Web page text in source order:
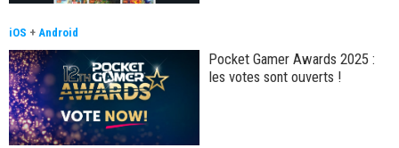
iOS + Android
Pocket Gamer Awards 2025 :
les votes sont ouverts !